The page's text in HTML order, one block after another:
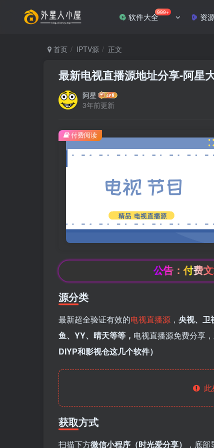
软件大全999+ 资
首页 IPTV源 正文
最新电视直播源地址分享-阿星
阿星
3年前更新
付费阅读
公告：付费文章积
源分类
最新超全验证有效的电视直播源 ， 央视、卫
鱼、YY、晴天等等， 电视直播源免费分享
DIYP和影视仓这几个软件）
获取方式
扫描下方微信小程序（时光爱分享） ，底